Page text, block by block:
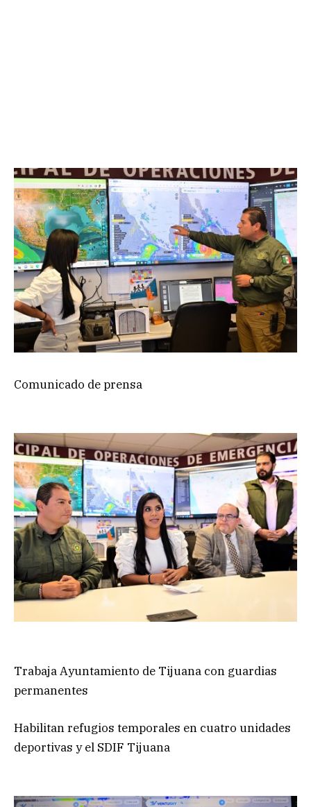
Comunicado de prensa
Trabaja Ayuntamiento de Tijuana con guardias
permanentes
Habilitan refugios temporales en cuatro unidades
deportivas y el SDIF Tijuana